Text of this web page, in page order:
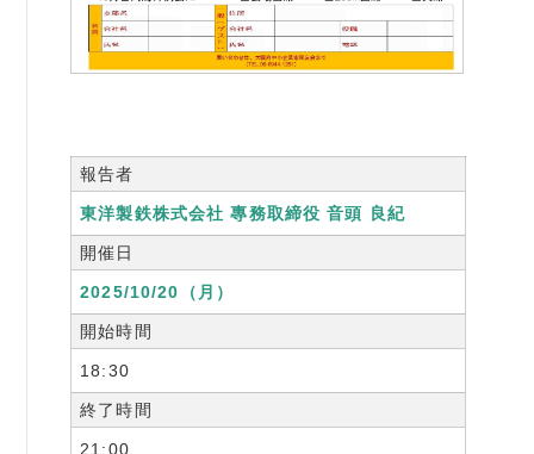
大阪市中央区農人橋2丁目-1-30 谷町八木ビル4F
報告者
東洋製鉄株式会社 專務取締役 音頭 良紀
開催日
2025/10/20（月）
開始時間
18:30
終了時間
21:00